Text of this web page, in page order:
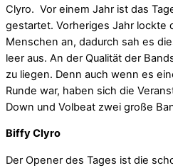
Clyro. Vor einem Jahr ist das
gestartet. Vorheriges Jahr lockte
Menschen an, dadurch sah es
leer aus. An der Qualität der
zu liegen. Denn auch wenn es
Runde war, haben sich die
Down und Volbeat zwei große
Biffy Clyro
Der Opener des Tages ist die